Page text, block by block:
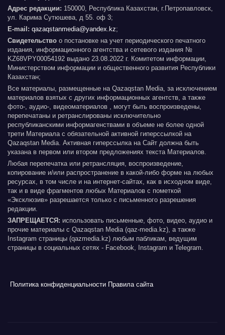
Адрес редакции: 150000, Республика Казахстан, г.Петропавловск,
ул. Карима Сутюшева, д 55. оф 3;
E-mail: qazaqstanmedia@yandex.kz;
Свидетельство о постановке на учет периодического печатного
издания, информационного агентства и сетевого издания №
KZ68VPY00054192 выдано 23.08.2022 г. Комитетом информации,
Министерством информации и общественного развития Республики
Казахстан;
Все материалы, размещенные на Qazaqstan Media, за исключением
материалов взятых с других информационных агентств, а также
фото-, аудио-, видеоматериалов , могут быть воспроизведены,
перепечатаны и ретранслированы исключительно
республиканскими информагенствами в объеме не более одной
трети Материала с обязательной активной гиперссылкой на
Qazaqstan Media. Активная гиперссылка на Сайт должна быть
указана в первом или втором предложениях текста Материалов.
Любая перепечатка или ретрансляция, воспроизведение,
копирование и/или распространение в какой-либо форме на любых
ресурсах, в том числе и на интернет-сайтах, как в исходном виде,
так и в виде фрагментов любых Материалов с пометкой
«Эксклюзив» разрешается только с письменного разрешения
редакции.
ЗАПРЕЩАЕТСЯ: использовать письменные, фото, видео, аудио и
прочие материалы с Qazaqstan Media (qaz-media.kz), а также
Instagram страницы (qazmedia.kz) любым пабликам, ведущим
страницы в социальных сетях - Facebook, Instagram и Telegram.
Политика конфиденциальности Правила сайта